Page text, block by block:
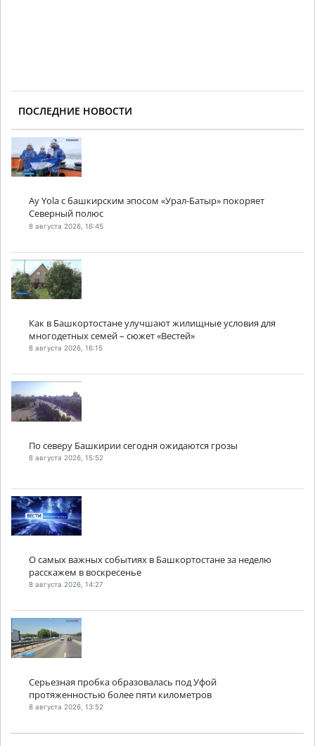
ПОСЛЕДНИЕ НОВОСТИ
Ay Yola с башкирским эпосом «Урал-Батыр» покоряет
Северный полюс
8 августа 2026, 16:45
Как в Башкортостане улучшают жилищные условия для
многодетных семей – сюжет «Вестей»
8 августа 2026, 16:15
По северу Башкирии сегодня ожидаются грозы
8 августа 2026, 15:52
О самых важных событиях в Башкортостане за неделю
расскажем в воскресенье
8 августа 2026, 14:27
Серьезная пробка образовалась под Уфой
протяженностью более пяти километров
8 августа 2026, 13:52